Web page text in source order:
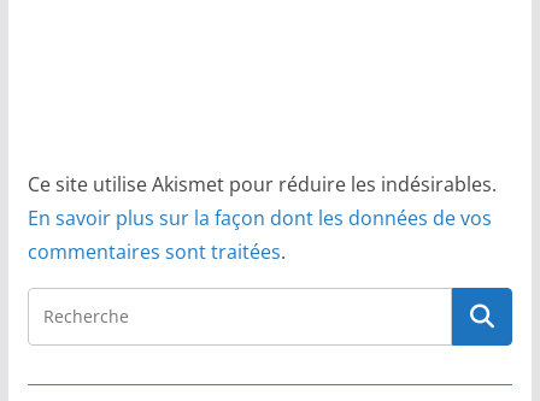
Ce site utilise Akismet pour réduire les indésirables.
En savoir plus sur la façon dont les données de vos
commentaires sont traitées.